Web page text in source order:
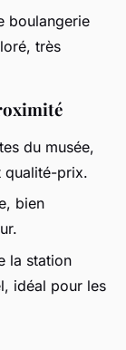
boulangerie
très
du musée,
qualité-prix.
bien
la station
idéal pour les